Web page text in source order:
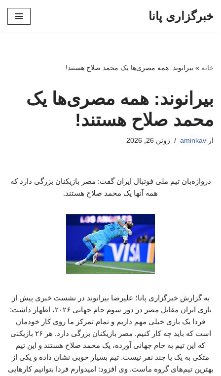
خبرگزاری پانا
خانه » بیرانوند: همه مصری‌ها یک محمد صلاح هستند!
بیرانوند: همه مصری‌ها یک
محمد صلاح هستند!
از aminkav ژوئن 26, 2026
دروازه‌بان تیم ملی فوتبال ایران گفت: مصر بازیکنان بزرگی دارد که
همه آنها یک محمد صلاح هستند.
به گزارش خبرگزاری پانا؛ علیرضا بیرانوند در نشست خبری پیش از
بازی ایران مقابل مصر در دور سوم جام جهانی ۲۰۲۶، اظهار داشت:
فردا یک بازی خیلی مهم داریم و تمام تمرکز ما روی کار خودمان
است که باید چه کار کنیم. مصر بازیکنان بزرگی دارد. هر ۲۶ بازیکنی
که این تیم به جام جهانی آورده، یک محمد صلاح هستند و این تیم
متکی به یک یا چند نفر نیست. تیم بسیار خوبی نشان داده و یکی از
بهترین تیم‌های گروه ماست‌. وی افزود: امیدوارم فردا بتوانیم کارهایی